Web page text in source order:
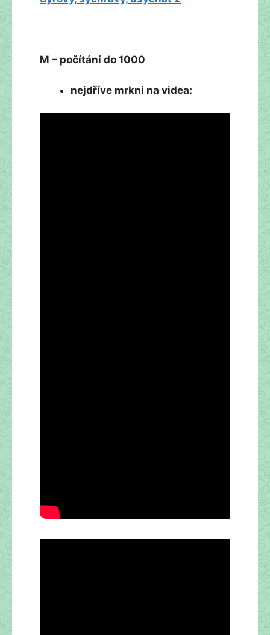
M – počítání do 1000
nejdříve mrkni na videa: